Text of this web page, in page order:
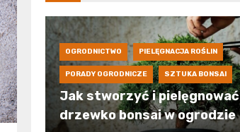
OGRODNICTWO PIELĘGNACJA ROŚLIN
PORADY OGRODNICZE SZTUKA BONSAI
Jak stworzyć i pielęgnować
drzewko bonsai w ogrodzie